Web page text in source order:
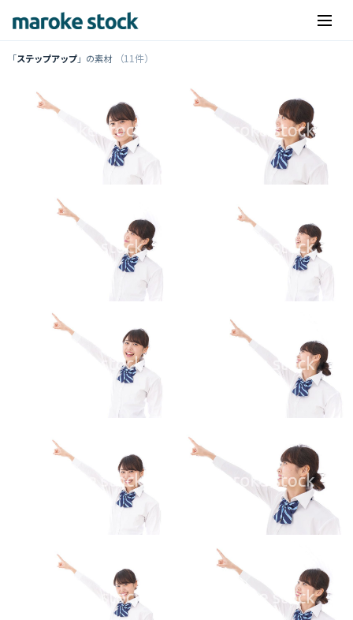
「ステップアップ」の素材 （11件）